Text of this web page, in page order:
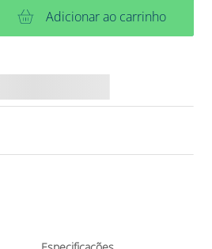
Adicionar ao carrinho